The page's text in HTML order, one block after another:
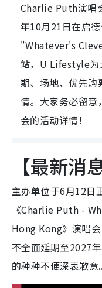
Charlie Puth演唱
年10月21日在启
"Whatever's
站，U Lifestyle为
期、场地、优先购
情。大家务必留
会的活动详情！
【最新消
主办单位于6月12日
《Charlie Puth -
Hong Kong》演唱
不全面延期至2027
的种种不便深表歉意。